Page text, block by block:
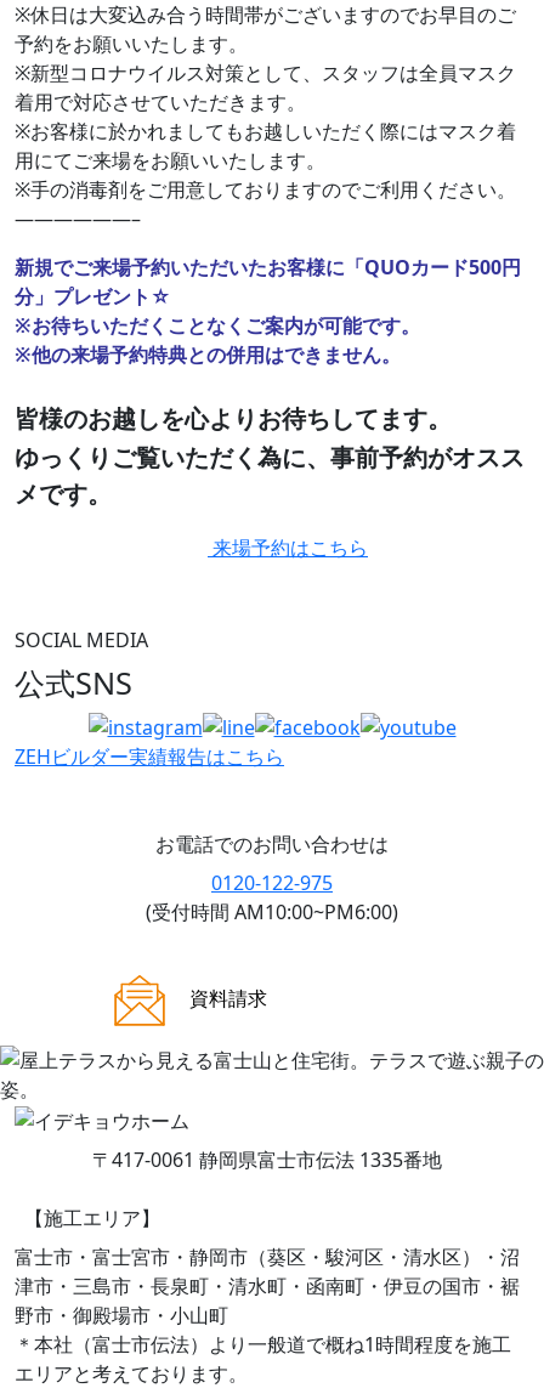
※休日は大変込み合う時間帯がございますのでお早目のご
予約をお願いいたします。
※新型コロナウイルス対策として、スタッフは全員マスク
着用で対応させていただきます。
※お客様に於かれましてもお越しいただく際にはマスク着
用にてご来場をお願いいたします。
※手の消毒剤をご用意しておりますのでご利用ください。
——————–
新規でご来場予約いただいたお客様に「QUOカード500円
分」プレゼント☆
※お待ちいただくことなくご案内が可能です。
※他の来場予約特典との併用はできません。
皆様のお越しを心よりお待ちしてます。
ゆっくりご覧いただく為に、事前予約がオスス
メです。
来場予約はこちら
SOCIAL MEDIA
公式SNS
ZEHビルダー実績報告はこちら
お電話でのお問い合わせは
0120-122-975
(受付時間 AM10:00~PM6:00)
資料請求
〒417-0061 静岡県富士市伝法 1335番地
【施工エリア】
富士市・富士宮市・静岡市（葵区・駿河区・清水区）・沼
津市・三島市・長泉町・清水町・函南町・伊豆の国市・裾
野市・御殿場市・小山町
＊本社（富士市伝法）より一般道で概ね1時間程度を施工
エリアと考えております。